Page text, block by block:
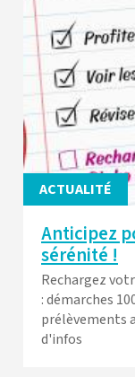
ACTUALITÉ
Anticipez
sérénité !
Rechargez
: démarches
prélèvements
d'infos